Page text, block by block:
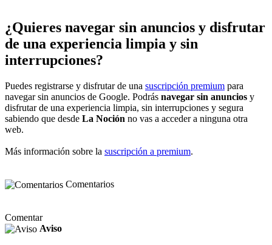
¿Quieres navegar sin anuncios y disfrutar
de una experiencia limpia y sin
interrupciones?
Puedes registrarse y disfrutar de una suscripción premium para
navegar sin anuncios de Google. Podrás navegar sin anuncios y
disfrutar de una experiencia limpia, sin interrupciones y segura
sabiendo que desde La Noción no vas a acceder a ninguna otra
web.
Más información sobre la suscripción a premium.
Comentarios
Comentar
Aviso